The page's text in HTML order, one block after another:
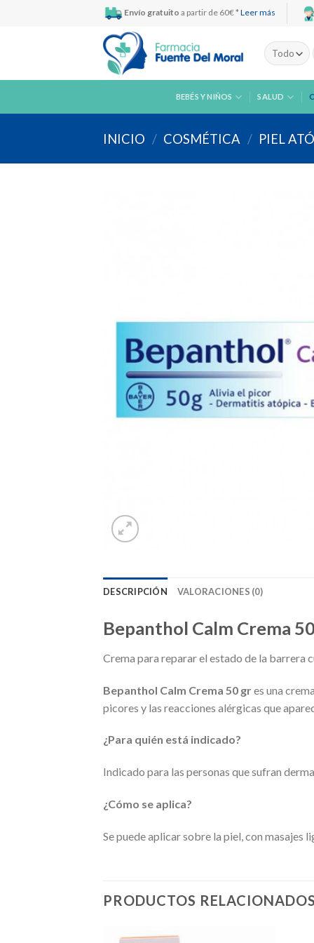
Envío gratuito a partir de 60€ * Leer más
BEBÉS Y NIÑOS SALUD
INICIO / COSMÉTICA / PIEL
DESCRIPCIÓN VALORACIONES (0)
Bepanthol Calm Crema
Crema para reparar el estado de la barrera
Bepanthol Calm Crema 50 gres una
picores y las reacciones alérgicas que
¿Para quién está indicado?
Indicado para las personas que sufran
¿Cómo se aplica?
Se puede aplicar sobre la piel, con masajes
PRODUCTOS RELACIONADOS